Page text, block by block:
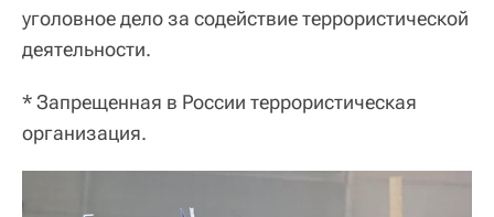
уголовное дело за содействие террористической
деятельности.
* Запрещенная в России террористическая
организация.